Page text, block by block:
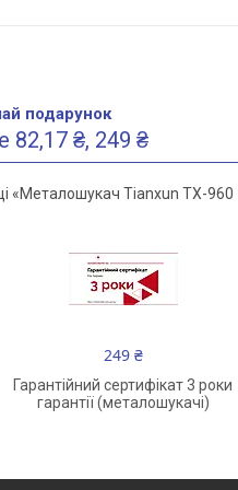
подарунок
82,17 ₴, 249 ₴
«Металошукач Tianxun TX-960
249 ₴
Гарантійний сертифікат 3 роки
гарантії (металошукачі)